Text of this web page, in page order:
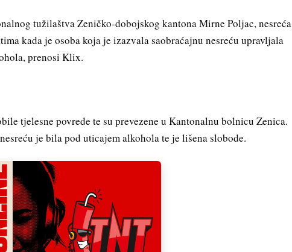
tužilaštva Zeničko-dobojskog kantona Mirne Poljac, nesreća
kada je osoba koja je izazvala saobraćajnu nesreću upravljala
prenosi Klix.
tjelesne povrede te su prevezene u Kantonalnu bolnicu Zenica.
je bila pod uticajem alkohola te je lišena slobode.